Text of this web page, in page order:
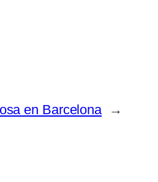
en Barcelona →